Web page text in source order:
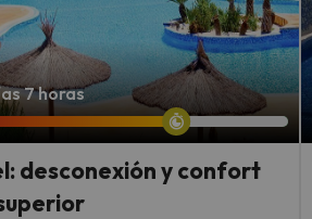
7 horas
desconexión y confort